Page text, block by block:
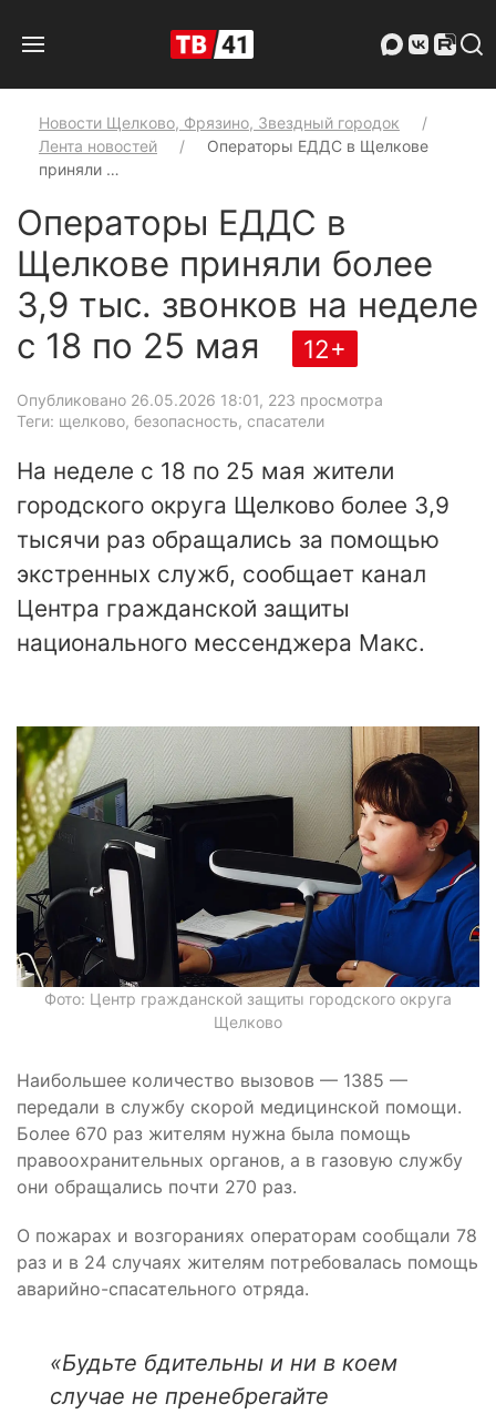
Новости Щелково, Фрязино, Звездный городок
Лента новостей
Операторы ЕДДС в Щелкове
приняли …
Операторы ЕДДС в
Щелкове приняли более
3,9 тыс. звонков на неделе
с 18 по 25 мая
12+
Опубликовано 26.05.2026 18:01, 223 просмотра
Теги: щелково, безопасность, спасатели
На неделе с 18 по 25 мая жители
городского округа Щелково более 3,9
тысячи раз обращались за помощью
экстренных служб, сообщает канал
Центра гражданской защиты
национального мессенджера Макс.
Фото: Центр гражданской защиты городского округа
Щелково
Наибольшее количество вызовов — 1385 —
передали в службу скорой медицинской помощи.
Более 670 раз жителям нужна была помощь
правоохранительных органов, а в газовую службу
они обращались почти 270 раз.
О пожарах и возгораниях операторам сообщали 78
раз и в 24 случаях жителям потребовалась помощь
аварийно-спасательного отряда.
«Будьте бдительны и ни в коем
случае не пренебрегайте